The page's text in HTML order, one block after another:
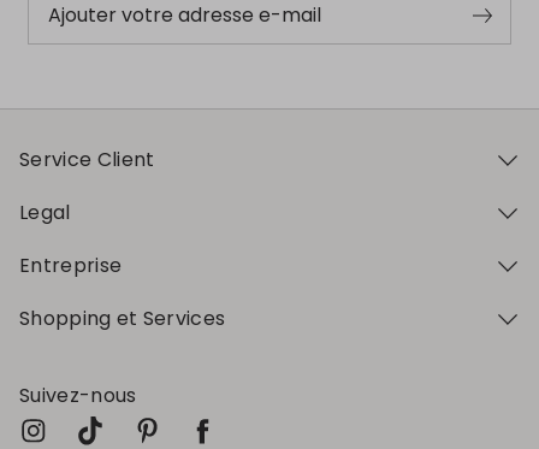
Ajouter votre adresse e-mail
Service Client
Legal
Entreprise
Shopping et Services
Suivez-nous